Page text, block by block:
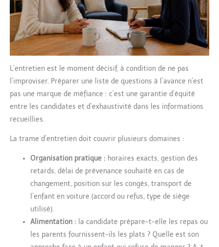
L’entretien est le moment décisif, à condition de ne pas
l’improviser. Préparer une liste de questions à l’avance n’est
pas une marque de méfiance : c’est une garantie d’équité
entre les candidates et d’exhaustivité dans les informations
recueillies.
La trame d’entretien doit couvrir plusieurs domaines :
Organisation pratique : horaires exacts, gestion des
retards, délai de prévenance souhaité en cas de
changement, position sur les congés, transport de
l’enfant en voiture (accord ou refus, type de siège
utilisé).
Alimentation : la candidate prépare-t-elle les repas ou
les parents fournissent-ils les plats ? Quelle est son